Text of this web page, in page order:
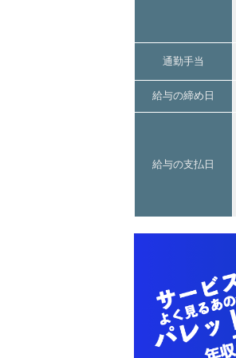
通勤手当
給与の締め日
給与の支払日